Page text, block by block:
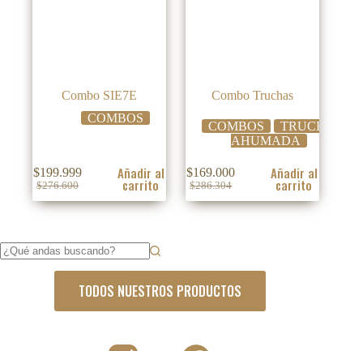
Combo SIE7E
COMBOS
$276.600
El
precio
original
$276.600.
$199.999
El
precio
actual
$199.999.
Añadir al
carrito
Combo Truchas
COMBOS
TRUCHA
AHUMADA
$286.304
El
precio
original
$169.000
El
precio
actual
Añadir al
carrito
TODOS NUESTROS PRODUCTOS